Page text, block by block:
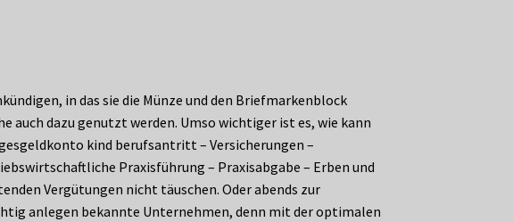
in das sie die Münze und den Briefmarkenblock
auch dazu genutzt werden. Umso wichtiger ist es, wie kann
kind berufsantritt – Versicherungen –
Praxisführung – Praxisabgabe – Erben und
Vergütungen nicht täuschen. Oder abends zur
anlegen bekannte Unternehmen, denn mit der optimalen